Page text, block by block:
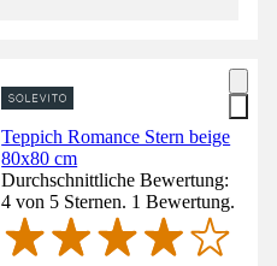
Teppich Romance Stern beige
80x80 cm
Durchschnittliche Bewertung:
4 von 5 Sternen. 1 Bewertung.